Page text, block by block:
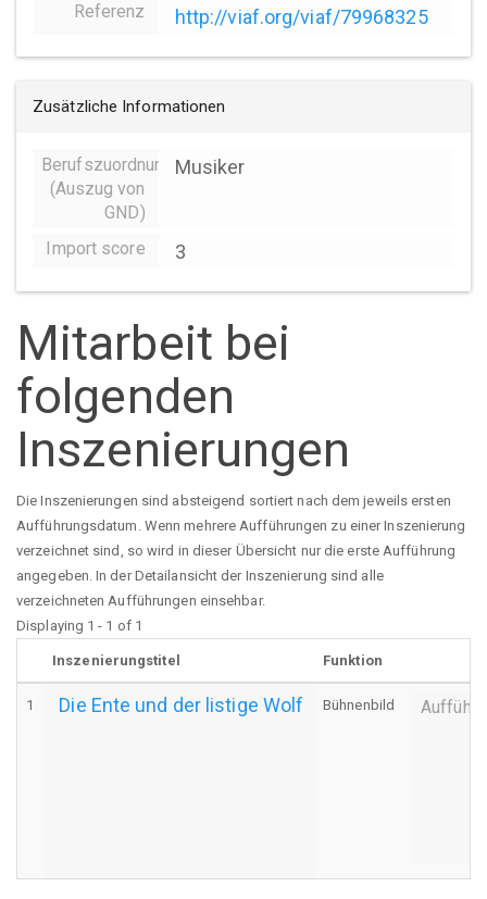
Referenz
http://viaf.org/viaf/79968325
Zusätzliche Informationen
Berufszuordnungen
(Auszug von
GND)
Musiker
Import score 3
Mitarbeit bei
folgenden
Inszenierungen
Die Inszenierungen sind absteigend sortiert nach dem jeweils ersten
Aufführungsdatum. Wenn mehrere Aufführungen zu einer Inszenierung
verzeichnet sind, so wird in dieser Übersicht nur die erste Aufführung
angegeben. In der Detailansicht der Inszenierung sind alle
verzeichneten Aufführungen einsehbar.
Displaying 1 - 1 of 1
Inszenierungstitel Funktion
1 Die Ente und der listige Wolf Bühnenbild